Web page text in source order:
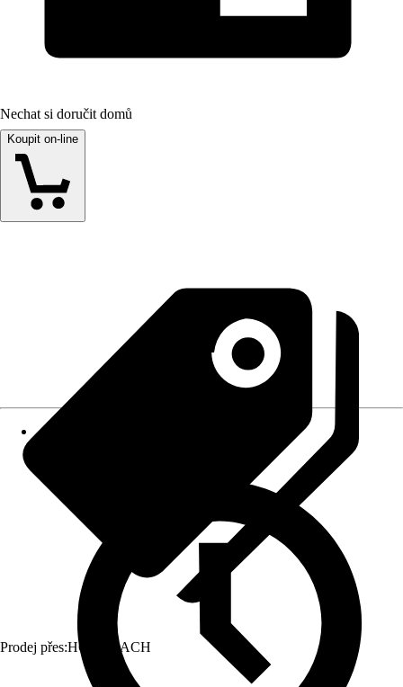
Nechat si doručit domů
Koupit on-line
Prodej přes:HORNBACH